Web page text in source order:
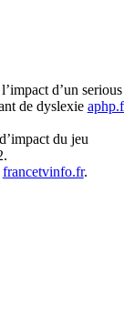
d’un serious
de dyslexie
du jeu
francetvinfo.fr.